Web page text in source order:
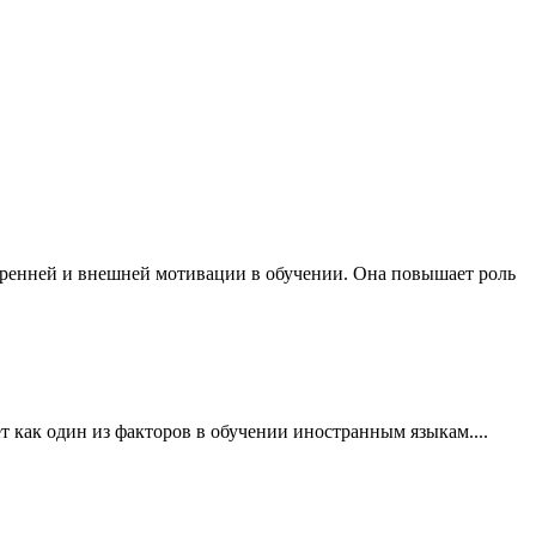
и внешней мотивации в обучении. Она повышает роль
один из факторов в обучении иностранным языкам....